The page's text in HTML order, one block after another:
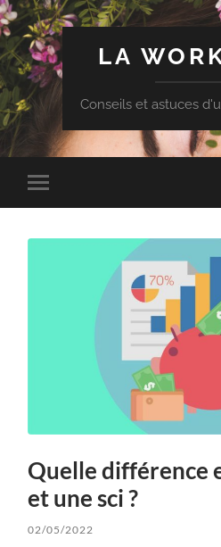
LA
Conseils et astuces
Toggle
mobile
Quelle différence
et une sci ?
02/05/2022